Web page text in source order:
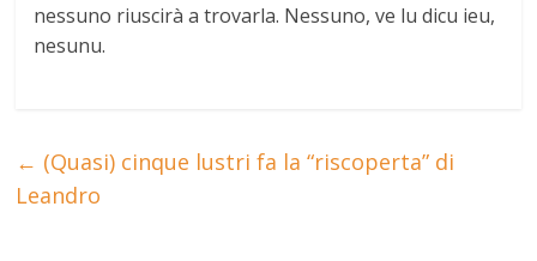
nessuno riuscirà a trovarla. Nessuno, ve lu dicu ieu,
nesunu.
← (Quasi) cinque lustri fa la “riscoperta” di
Leandro